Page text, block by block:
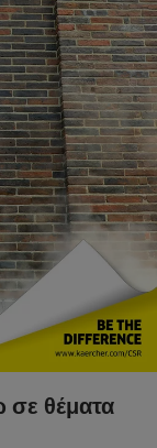
σε θέματα